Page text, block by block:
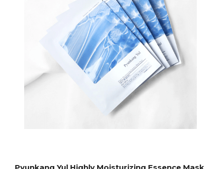
Pyunkang Yul Highly Moisturizing Essence Mask